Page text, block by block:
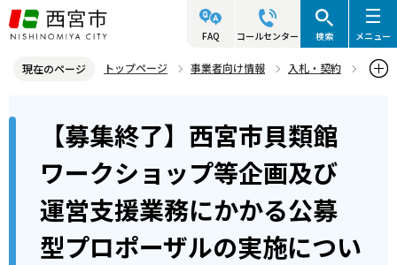
こ
の
ジ
FAQ コールセンター 検索 メニュー
現在のページ トップページ 事業者向け情報
入札・契約
プロポーザル等公募情報
かかる公募型プロポーザルの実施について
【募集終了】西宮市貝類館
ワークショップ等企画及び
運営支援業務にかかる公募
型プロポーザルの実施につい